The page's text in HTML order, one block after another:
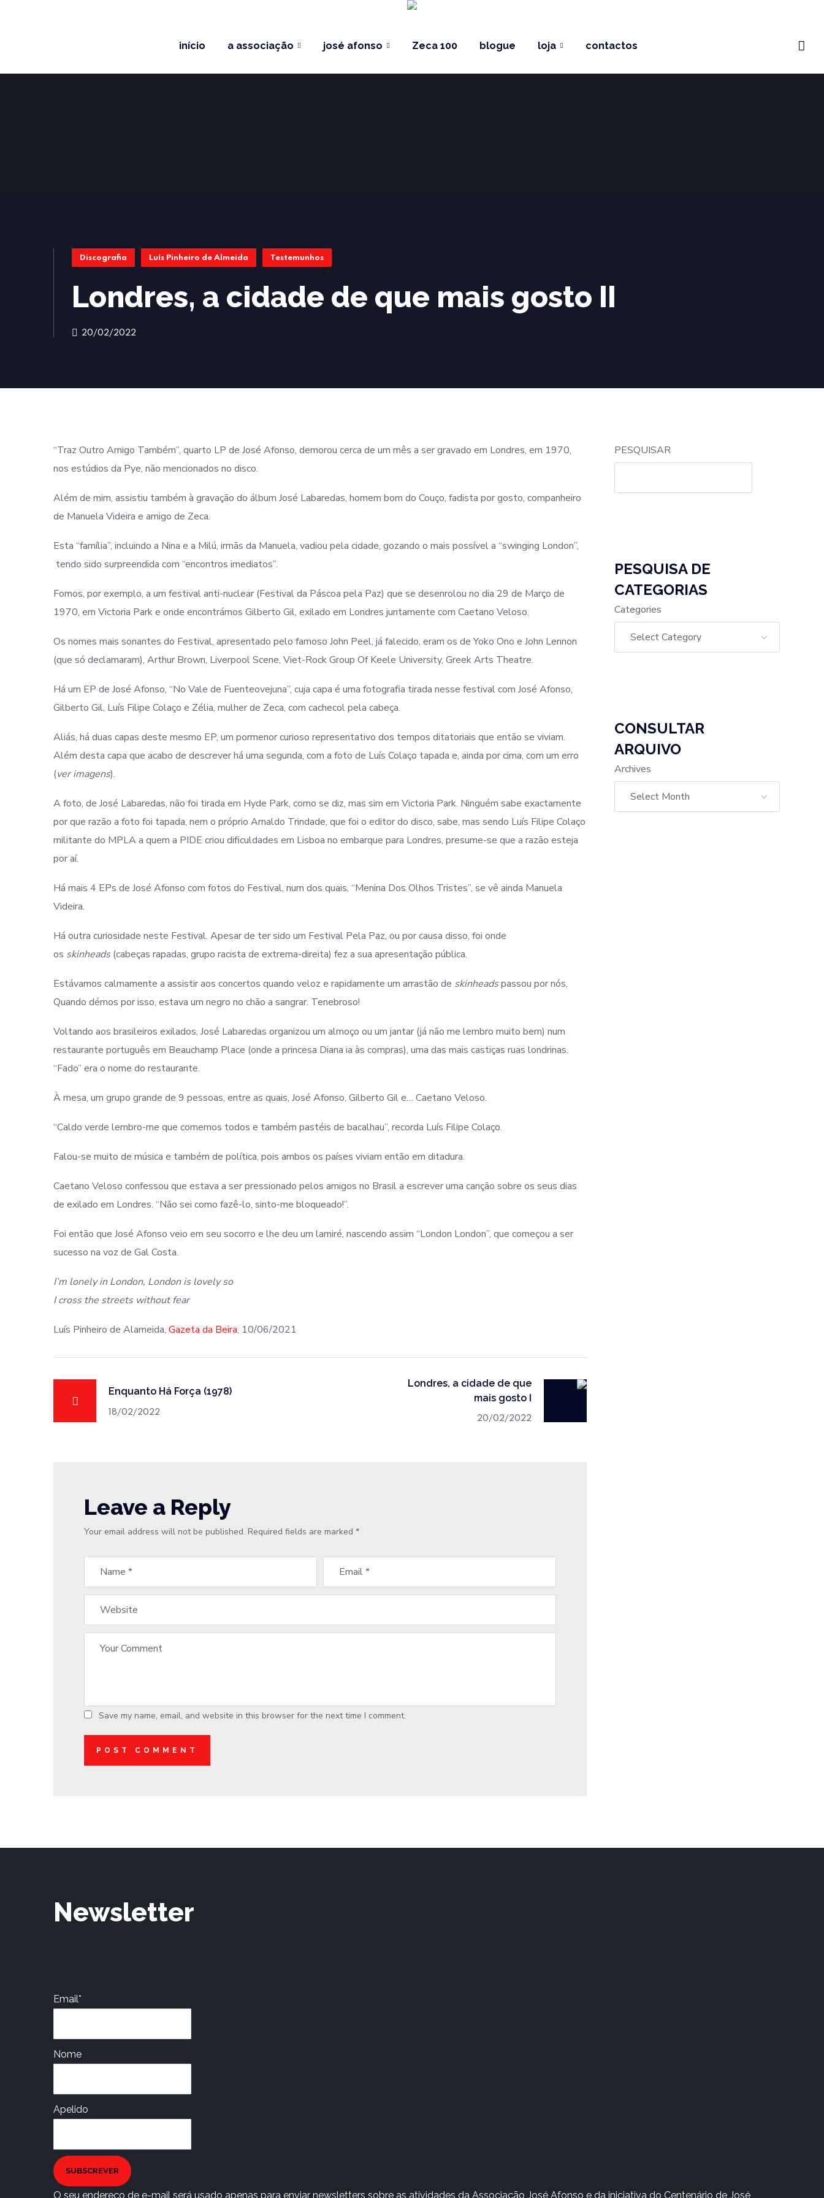
início a associação josé afonso Zeca 100 blogue loja contactos
Discografia Luís Pinheiro de Almeida Testemunhos
Londres, a cidade de que mais gosto II
20/02/2022
“Traz Outro Amigo Também”, quarto LP de José Afonso, demorou cerca de um mês a ser gravado em Londres, em 1970,
nos estúdios da Pye, não mencionados no disco.
Além de mim, assistiu também à gravação do álbum José Labaredas, homem bom do Couço, fadista por gosto, companheiro
de Manuela Videira e amigo de Zeca.
Esta “família”, incluindo a Nina e a Milú, irmãs da Manuela, vadiou pela cidade, gozando o mais possível a “swinging London”,
tendo sido surpreendida com “encontros imediatos”.
Fomos, por exemplo, a um festival anti-nuclear (Festival da Páscoa pela Paz) que se desenrolou no dia 29 de Março de
1970, em Victoria Park e onde encontrámos Gilberto Gil, exilado em Londres juntamente com Caetano Veloso.
Os nomes mais sonantes do Festival, apresentado pelo famoso John Peel, já falecido, eram os de Yoko Ono e John Lennon
(que só declamaram), Arthur Brown, Liverpool Scene, Viet-Rock Group Of Keele University, Greek Arts Theatre.
Há um EP de José Afonso, “No Vale de Fuenteovejuna”, cuja capa é uma fotografia tirada nesse festival com José Afonso,
Gilberto Gil, Luís Filipe Colaço e Zélia, mulher de Zeca, com cachecol pela cabeça.
Aliás, há duas capas deste mesmo EP, um pormenor curioso representativo dos tempos ditatoriais que então se viviam.
Além desta capa que acabo de descrever há uma segunda, com a foto de Luís Colaço tapada e, ainda por cima, com um erro
(ver imagens).
A foto, de José Labaredas, não foi tirada em Hyde Park, como se diz, mas sim em Victoria Park. Ninguém sabe exactamente
por que razão a foto foi tapada, nem o próprio Arnaldo Trindade, que foi o editor do disco, sabe, mas sendo Luís Filipe Colaço
militante do MPLA a quem a PIDE criou dificuldades em Lisboa no embarque para Londres, presume-se que a razão esteja
por aí.
Há mais 4 EPs de José Afonso com fotos do Festival, num dos quais, “Menina Dos Olhos Tristes”, se vê ainda Manuela
Videira.
Há outra curiosidade neste Festival. Apesar de ter sido um Festival Pela Paz, ou por causa disso, foi onde
os skinheads(cabeças rapadas, grupo racista de extrema-direita) fez a sua apresentação pública.
Estávamos calmamente a assistir aos concertos quando veloz e rapidamente um arrastão de skinheadspassou por nós,
Quando démos por isso, estava um negro no chão a sangrar. Tenebroso!
Voltando aos brasileiros exilados, José Labaredas organizou um almoço ou um jantar (já não me lembro muito bem) num
restaurante português em Beauchamp Place (onde a princesa Diana ia às compras), uma das mais castiças ruas londrinas.
“Fado” era o nome do restaurante.
À mesa, um grupo grande de 9 pessoas, entre as quais, José Afonso, Gilberto Gil e… Caetano Veloso.
“Caldo verde lembro-me que comemos todos e também pastéis de bacalhau”, recorda Luís Filipe Colaço.
Falou-se muito de música e também de política, pois ambos os países viviam então em ditadura.
Caetano Veloso confessou que estava a ser pressionado pelos amigos no Brasil a escrever uma canção sobre os seus dias
de exilado em Londres. “Não sei como fazê-lo, sinto-me bloqueado!”.
Foi então que José Afonso veio em seu socorro e lhe deu um lamiré, nascendo assim “London London”, que começou a ser
sucesso na voz de Gal Costa.
I’m lonely in London, London is lovely so
I cross the streets without fear
Luís Pinheiro de Alameida, Gazeta da Beira, 10/06/2021
Enquanto Há Força (1978)
18/02/2022
Londres, a cidade de que
mais gosto I
20/02/2022
Leave a Reply
Your email address will not be published. Required fields are marked *
Save my name, email, and website in this browser for the next time I comment.
PESQUISAR
PESQUISA DE
CATEGORIAS
Categories
CONSULTAR
ARQUIVO
Archives
Newsletter
Email*
Nome
Apelido
SUBSCREVER
O seu endereço de e-mail será usado apenas para enviar newsletters sobre as atividades da Associação José Afonso e da iniciativa do Centenário de José